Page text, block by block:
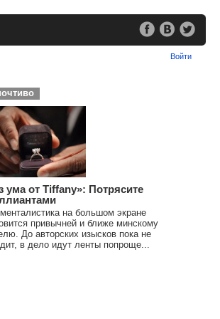
Войти
ума от Tiffany»: Потрясите
на большом экране
привычней и ближе минскому
До авторских изысков пока не
в дело идут ленты попроще...